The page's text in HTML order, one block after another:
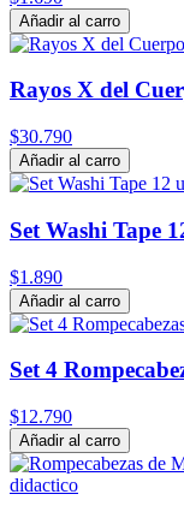
Añadir al carro
Rayos X del
$30.790
Añadir al carro
Set Washi Tape
$1.890
Añadir al carro
Set 4
$12.790
Añadir al carro